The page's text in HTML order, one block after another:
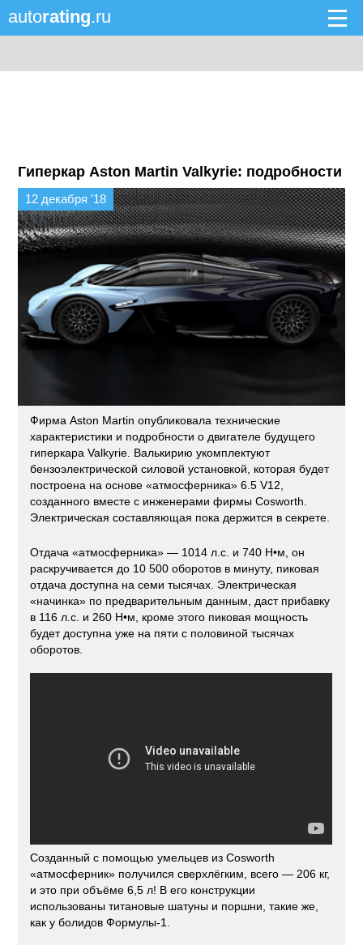
autorating.ru
Гиперкар Aston Martin Valkyrie: подробности
12 декабря '18
Фирма Aston Martin опубликовала технические
характеристики и подробности о двигателе будущего
гиперкара Valkyrie. Валькирию укомплектуют
бензоэлектрической силовой установкой, которая будет
построена на основе «атмосферника» 6.5 V12,
созданного вместе с инженерами фирмы Cosworth.
Электрическая составляющая пока держится в секрете.
Отдача «атмосферника» — 1014 л.с. и 740 Н•м, он
раскручивается до 10 500 оборотов в минуту, пиковая
отдача доступна на семи тысячах. Электрическая
«начинка» по предварительным данным, даст прибавку
в 116 л.с. и 260 Н•м, кроме этого пиковая мощность
будет доступна уже на пяти с половиной тысячах
оборотов.
Созданный с помощью умельцев из Cosworth
«атмосферник» получился сверхлёгким, всего — 206 кг,
и это при объёме 6,5 л! В его конструкции
использованы титановые шатуны и поршни, такие же,
как у болидов Формулы-1.